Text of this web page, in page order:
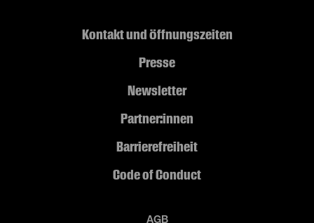
Kontakt und Öffnungszeiten
Presse
Newsletter
Partner:innen
Barrierefreiheit
Code of Conduct
AGB